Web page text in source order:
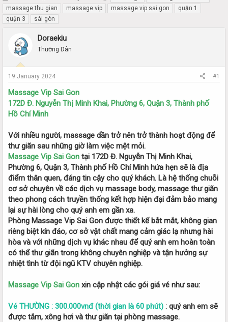
h
r
e
r
t
e
r
t
a
r
d
a
massage thu gian
massage vip massage vip sai gon
quận 1
quận 3
sài gòn
Doraekiu
Thường Dân
19 January 2024 #1
Massage Vip Sai Gon
172D Đ. Nguyễn Thị Minh Khai, Phường 6, Quận 3, Thành phố
Hồ Chí Minh
Với nhiều người, massage dần trở nên trở thành hoạt động để
thư giãn sau những giờ làm việc mệt mỏi.
Massage Vip Sai Gon tại 172D Đ. Nguyễn Thị Minh Khai,
Phường 6, Quận 3, Thành phố Hồ Chí Minh hứa hẹn sẽ là địa
điểm thân quen, đáng tin cậy cho quý khách. Là hệ thống chuỗi
cơ sở chuyên về các dịch vụ massage body, massage thư giãn
theo phong cách truyền thống kết hợp hiện đại đảm bảo mang
lại sự hài lòng cho quý anh em gần xa.
Phòng Massage Vip Sai Gon được thiết kế bắt mắt, không gian
riêng biệt kín đáo, cơ sở vật chất mang cảm giác lạ nhưng hài
hòa và với những dịch vụ khác nhau để quý anh em hoàn toàn
có thể thư giãn trong không chuyên nghiệp và tận hưởng sự
nhiệt tình từ đội ngũ KTV chuyên nghiệp.
Massage Vip Sai Gon xin cập nhật các gói giá vé như sau:
Vé THƯỜNG : 300.000vnđ (thời gian là 60 phút) : quý anh em sẽ
được tắm, xông hơi và thư giãn tại phòng massage.